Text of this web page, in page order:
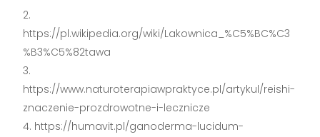
https://pl.wikipedia.org/wiki/Lakownica_%C5%BC%C3
%B3%C5%82tawa
https://www.naturoterapiawpraktyce.pl/artykul/reishi-
znaczenie-prozdrowotne-i-lecznicze
https://humavit.pl/ganoderma-lucidum-